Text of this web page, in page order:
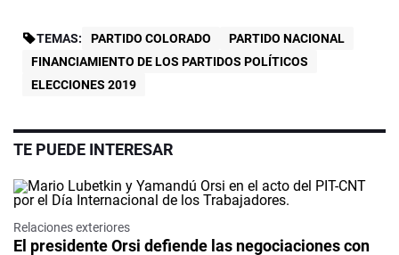
TEMAS: PARTIDO COLORADO
PARTIDO NACIONAL
FINANCIAMIENTO DE LOS PARTIDOS POLÍTICOS
ELECCIONES 2019
TE PUEDE INTERESAR
Relaciones exteriores
El presidente Orsi defiende las negociaciones con